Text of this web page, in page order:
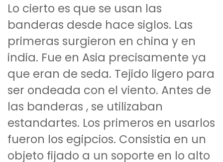
Lo cierto es que se usan las
banderas desde hace siglos. Las
primeras surgieron en china y en
india. Fue en Asia precisamente ya
que eran de seda. Tejido ligero para
ser ondeada con el viento. Antes de
las banderas , se utilizaban
estandartes. Los primeros en usarlos
fueron los egipcios. Consistia en un
objeto fijado a un soporte en lo alto